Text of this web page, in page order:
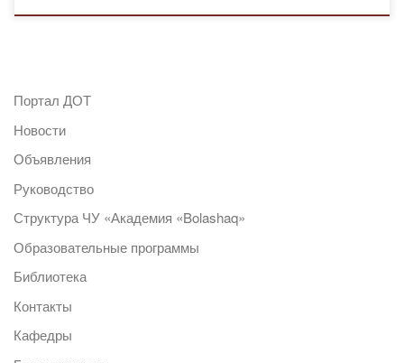
Портал ДОТ
Новости
Объявления
Руководство
Структура ЧУ «Академия «Bolashaq»
Образовательные программы
Библиотека
Контакты
Кафедры